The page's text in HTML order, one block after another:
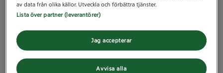
av data från olika källor. Utveckla och förbättra tjänster.
Lista över partner (leverantörer)
Avvisa alla
Jag accepterar